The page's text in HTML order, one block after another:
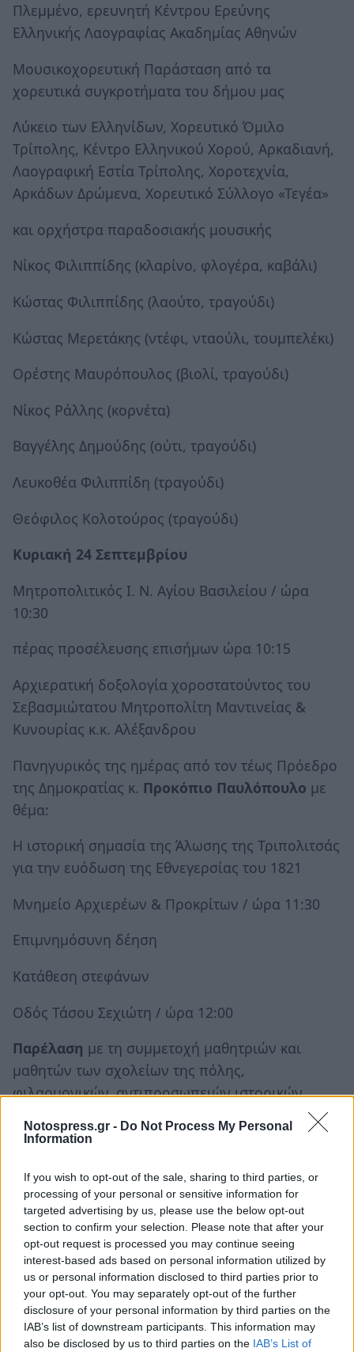
Notospress.gr - Do Not Process My Personal
Information
If you wish to opt-out of the sale, sharing to third parties, or
processing of your personal or sensitive information for
targeted advertising by us, please use the below opt-out
section to confirm your selection. Please note that after your
opt-out request is processed you may continue seeing
interest-based ads based on personal information utilized by
us or personal information disclosed to third parties prior to
your opt-out. You may separately opt-out of the further
disclosure of your personal information by third parties on the
IAB’s list of downstream participants. This information may
also be disclosed by us to third parties on the IAB’s List of
Πλεμμένο, ερευνητή Κέντρου Ερεύνης
Ελληνικής Λαογραφίας Ακαδημίας Αθηνών
Μουσικοχορευτική Παράσταση από τα
χορευτικά συγκροτήματα του δήμου μας
Λύκειο των Ελληνίδων, Χορευτικό Όμιλο
Τρίπολης, Κέντρο Ελληνικού Χορού, Αρκαδιανή,
Λαογραφική Εστία Τρίπολης, Χοροτεχνία,
Αρκάδων Δρώμενα, Χορευτικό Σύλλογο «Τεγέα»
και ορχήστρα παραδοσιακής μουσικής
Νίκος Φιλιππίδης (κλαρίνο, φλογέρα, καβάλι)
Κώστας Φιλιππίδης (λαούτο, τραγούδι)
Κώστας Μερετάκης (ντέφι, νταούλι, τουμπελέκι)
Ορέστης Μαυρόπουλος (βιολί, τραγούδι)
Νίκος Ράλλης (κορνέτα)
Βαγγέλης Δημούδης (ούτι, τραγούδι)
Λευκοθέα Φιλιππίδη (τραγούδι)
Θεόφιλος Κολοτούρος (τραγούδι)
Κυριακή 24 Σεπτεμβρίου
Μητροπολιτικός Ι. Ν. Αγίου Βασιλείου / ώρα
10:30
πέρας προσέλευσης επισήμων ώρα 10:15
Αρχιερατική δοξολογία χοροστατούντος του
Σεβασμιώτατου Μητροπολίτη Μαντινείας &
Κυνουρίας κ.κ. Αλέξανδρου
Πανηγυρικός της ημέρας από τον τέως Πρόεδρο
της Δημοκρατίας κ. Προκόπιο Παυλόπουλο με
θέμα:
Η ιστορική σημασία της Άλωσης της Τριπολιτσάς
για την ευόδωση της Εθνεγερσίας του 1821
Μνημείο Αρχιερέων & Προκρίτων / ώρα 11:30
Επιμνημόσυνη δέηση
Κατάθεση στεφάνων
Οδός Τάσου Σεχιώτη / ώρα 12:00
Παρέλαση με τη συμμετοχή μαθητριών και
μαθητών των σχολείων της πόλης,
φιλαρμονικών, αντιπροσωπειών ιστορικών
πόλεων, του Πανελληνίου Συλλόγου Απογόνων
Μακεδονομάχων, χορευτικών συνόλων,
Ενόπλων Δυνάμεων και των Σωμάτων Ασφαλείας
Κυριακή 24 Σεπτεμβρίου
Πλατεία Άρεως / ώρα 20:30
Όραμα Eλευθερίας
Έτσι συνεχίζονται όλα!